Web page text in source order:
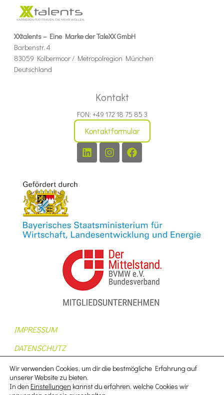
XXtalents – Eine Marke der TaleXX GmbH
Barbenstr. 4
83059 Kolbermoor / Metropolregion München
Deutschland
Kontakt
FON: +49 172 18 75 85 3
Kontaktformular
IMPRESSUM
DATENSCHUTZ
AUFTRAGSDATENVERARBEITUNG
AGB
Wir verwenden Cookies, um dir die bestmögliche Erfahrung auf
unserer Website zu bieten.
In den Einstellungen kannst du erfahren, welche Cookies wir